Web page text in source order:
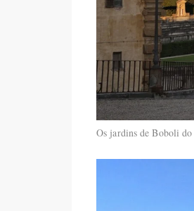
Os jardins de Boboli